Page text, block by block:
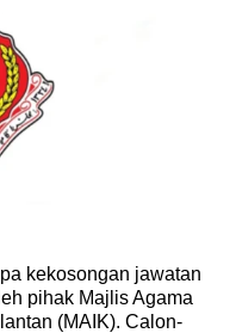
kekosongan jawatan
pihak Majlis Agama
(MAIK). Calon-